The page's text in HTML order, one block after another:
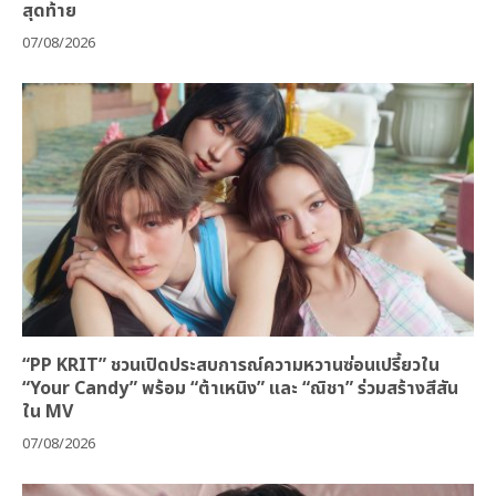
สุดท้าย
07/08/2026
“PP KRIT” ชวนเปิดประสบการณ์ความหวานซ่อนเปรี้ยวใน
“Your Candy” พร้อม “ต้าเหนิง” และ “ณิชา” ร่วมสร้างสีสัน
ใน MV
07/08/2026